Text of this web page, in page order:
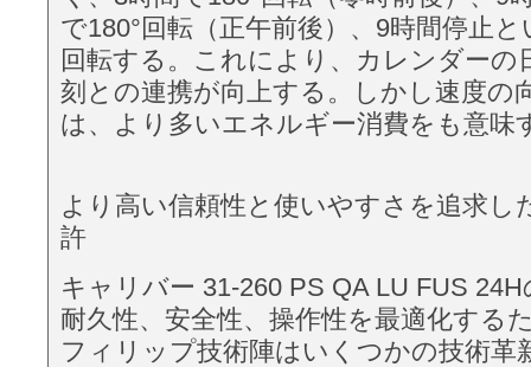
で180°回転（正午前後）、9時間停止
回転する。これにより、カレンダーの
刻との連携が向上する。しかし速度の
は、より多いエネルギー消費をも意味
より高い信頼性と使いやすさを追求し
許
キャリバー 31-260 PS QA LU FUS
耐久性、安全性、操作性を最適化する
フィリップ技術陣はいくつかの技術革